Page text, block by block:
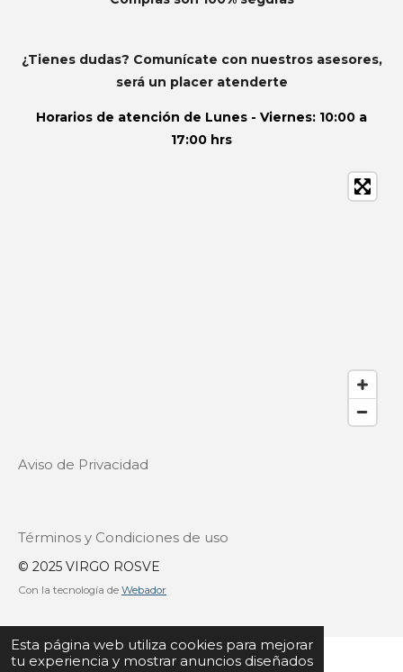
Esta página web utiliza cookies para mejorar
tu experiencia y mostrar anuncios diseñados
¿Tienes dudas? Comunícate con nuestros asesores,
será un placer atenderte
Horarios de atención de Lunes - Viernes: 10:00 a
17:00 hrs
Aviso de Privacidad
Términos y Condiciones de uso
© 2025 VIRGO ROSVE
Con la tecnología de Webador